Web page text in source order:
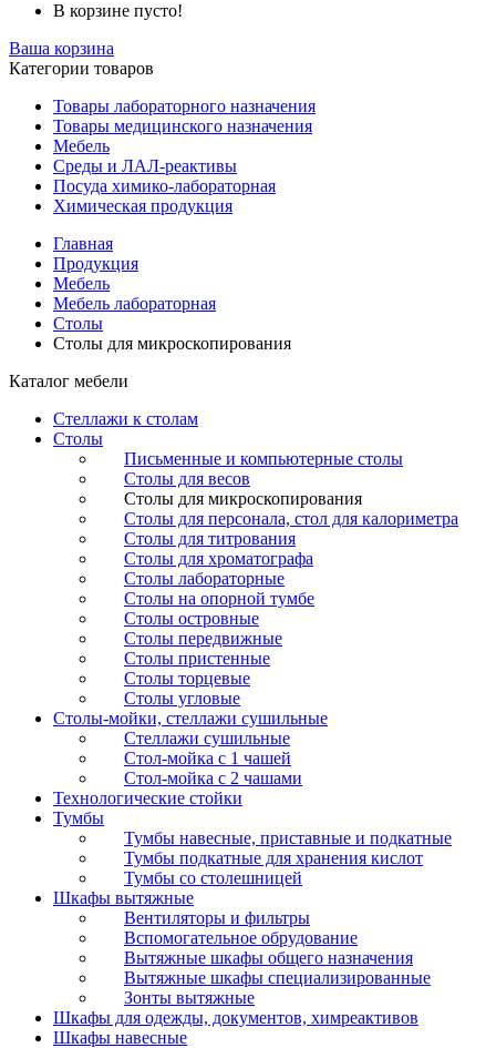
В корзине пусто!
Ваша корзина
Категории товаров
Товары лабораторного назначения
Товары медицинского назначения
Мебель
Среды и ЛАЛ-реактивы
Посуда химико-лабораторная
Химическая продукция
Главная
Продукция
Мебель
Мебель лабораторная
Столы
Столы для микроскопирования
Каталог мебели
Стеллажи к столам
Столы
Письменные и компьютерные столы
Столы для весов
Столы для микроскопирования
Столы для персонала, стол для калориметра
Столы для титрования
Столы для хроматографа
Столы лабораторные
Столы на опорной тумбе
Столы островные
Столы передвижные
Столы пристенные
Столы торцевые
Столы угловые
Столы-мойки, стеллажи сушильные
Стеллажи сушильные
Стол-мойка с 1 чашей
Стол-мойка с 2 чашами
Технологические стойки
Тумбы
Тумбы навесные, приставные и подкатные
Тумбы подкатные для хранения кислот
Тумбы со столешницей
Шкафы вытяжные
Вентиляторы и фильтры
Вспомогательное обрудование
Вытяжные шкафы общего назначения
Вытяжные шкафы специализированные
Зонты вытяжные
Шкафы для одежды, документов, химреактивов
Шкафы навесные